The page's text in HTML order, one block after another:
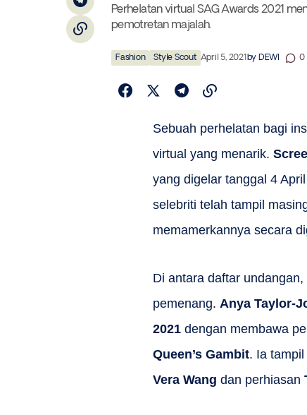
Perhelatan virtual SAG Awards 2021
pemotretan majalah.
Fashion Style Scout April 5, 2021by DEWI 0
Sebuah perhelatan bagi
virtual yang menarik.
yang digelar tanggal 4
selebriti telah tampil
memamerkannya secara
Di antara daftar
pemenang. Anya Taylor-
2021 dengan membawa
Queen’s Gambit. Ia
Vera Wang dan perhiasan